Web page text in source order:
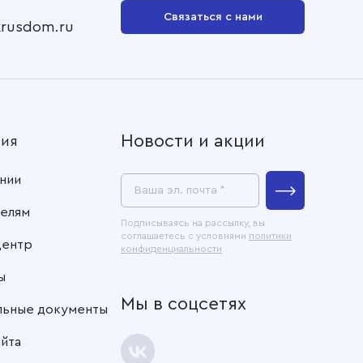
Связаться с нами
документы
Новости и акции
Ваша эл. почта *
Подписываясь на рассылку, вы
соглашаетесь с условиями политики
конфиденциальности
Мы в соцсетях